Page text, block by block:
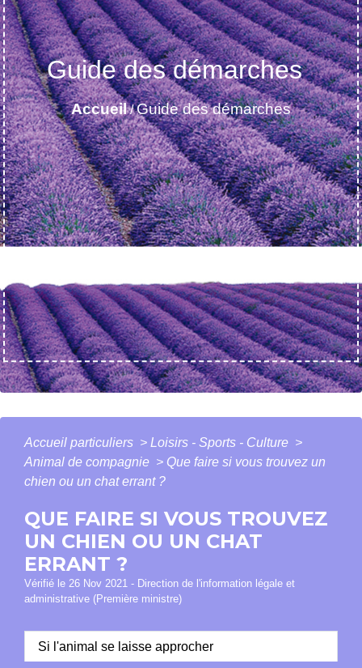
Guide des démarches
Accueil/Guide des démarches
Accueil particuliers > Loisirs - Sports - Culture >
Animal de compagnie > Que faire si vous trouvez un
chien ou un chat errant ?
QUE FAIRE SI VOUS TROUVEZ
UN CHIEN OU UN CHAT
ERRANT ?
Vérifié le 26 Nov 2021 - Direction de l'information légale et
administrative (Première ministre)
Si l'animal se laisse approcher